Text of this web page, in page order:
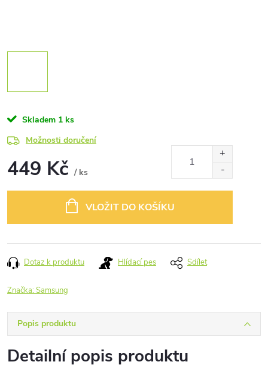
Skladem 1 ks
Možnosti doručení
449 Kč / ks
VLOŽIT DO KOŠÍKU
Dotaz k produktu Hlídací pes Sdílet
Značka:Samsung
Popis produktu
Detailní popis produktu